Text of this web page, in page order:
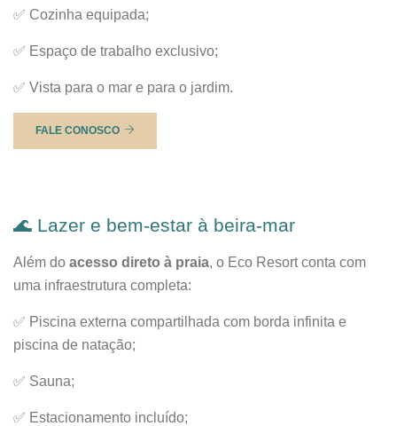
✅ Cozinha equipada;
✅ Espaço de trabalho exclusivo;
✅ Vista para o mar e para o jardim.
FALE CONOSCO
🌊 Lazer e bem-estar à beira-mar
Além do acesso direto à praia, o Eco Resort conta com
uma infraestrutura completa:
✅ Piscina externa compartilhada com borda infinita e
piscina de natação;
✅ Sauna;
✅ Estacionamento incluído;